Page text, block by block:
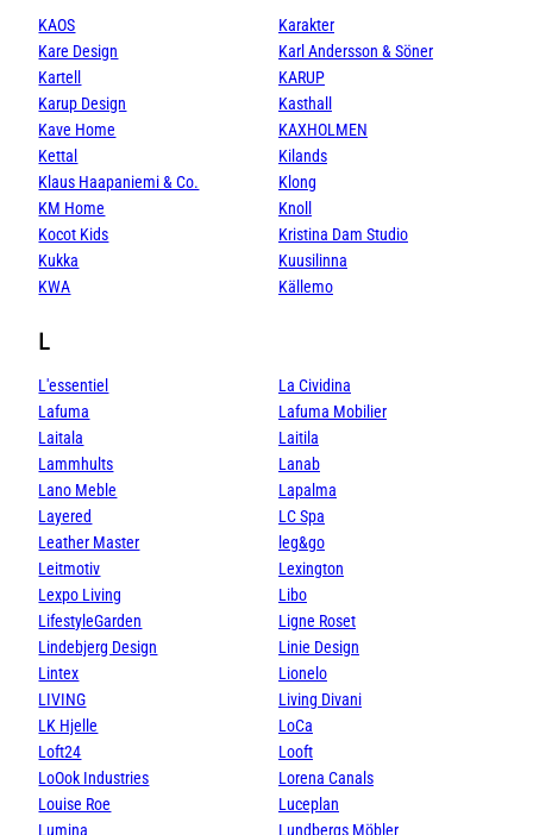
KAOS
Karakter
Kare Design
Karl Andersson & Söner
Kartell
KARUP
Karup Design
Kasthall
Kave Home
KAXHOLMEN
Kettal
Kilands
Klaus Haapaniemi & Co.
Klong
KM Home
Knoll
Kocot Kids
Kristina Dam Studio
Kukka
Kuusilinna
KWA
Källemo
L
L'essentiel
La Cividina
Lafuma
Lafuma Mobilier
Laitala
Laitila
Lammhults
Lanab
Lano Meble
Lapalma
Layered
LC Spa
Leather Master
leg&go
Leitmotiv
Lexington
Lexpo Living
Libo
LifestyleGarden
Ligne Roset
Lindebjerg Design
Linie Design
Lintex
Lionelo
LIVING
Living Divani
LK Hjelle
LoCa
Loft24
Looft
LoOok Industries
Lorena Canals
Louise Roe
Luceplan
Lumina
Lundbergs Möbler